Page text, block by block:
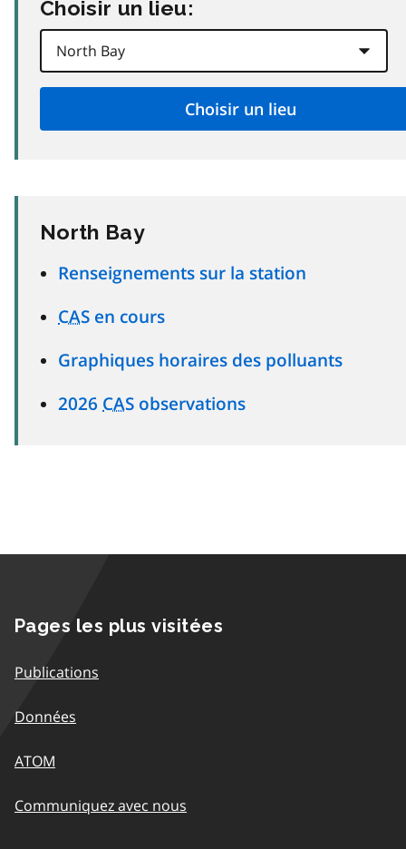
Choisir un lieu:
North Bay
Renseignements sur la station
CAS en cours
Graphiques horaires des polluants
2026 CAS observations
Pages les plus visitées
Publications
Données
ATOM
Communiquez avec nous